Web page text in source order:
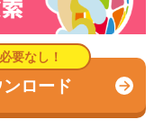
ロード